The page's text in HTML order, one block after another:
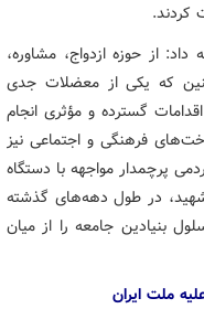
کردند.
از حوزه ازدواج، مشاوره،
که یکی از معضلات جدی
گسترده و مؤثری انجام
فرهنگی و اجتماعی نیز
پرچمدار مواجهه با دستگاه
شهید، در طول دهه‌های گذشته
بنیادین جامعه را از میان
ملت ایران